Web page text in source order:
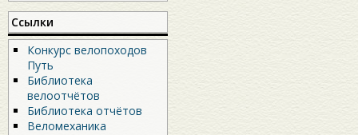
Ссылки
Конкурс велопоходов
Путь
Библиотека
велоотчётов
Библиотека отчётов
Веломеханика